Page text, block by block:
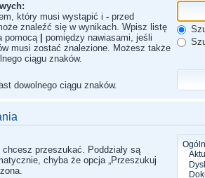
który musi wystąpić i - przed
znaleźć się w wynikach. Wpisz listę
pomocą
pomiędzy nawiasami, jeśli
musi zostać znalezione. Możesz także
ciągu znaków.
dowolnego ciągu znaków.
chcesz przeszukać. Poddziały są
chyba że opcja „Przeszukuj